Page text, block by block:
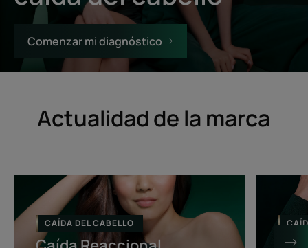
Comenzar mi diagnóstico
Actualidad de la marca
Reaccional
CAÍDA DEL CABELLO
Progresiva